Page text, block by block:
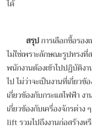
ได้
สรุปการเลือกซื้อรอง
ไม่ใช่เพราะลักษณะรูปทรง
พนักงานต้องเข้าไปปฏิบัติง
ไป ไม่ว่าจะเป็นงานที่เกี่ยว
เกี่ยวข้องกับกระแสไฟฟ้า ง
เกี่ยวข้องกับเครื่องจักรต่า
lift รวมไปถึงงานก่อสร้างห